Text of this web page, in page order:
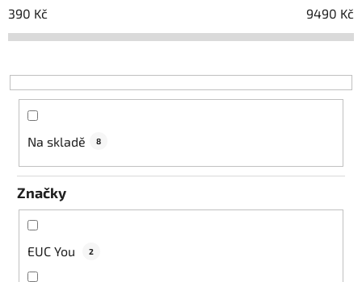
í
p
o
d
ů
390 Kč 9490 Kč
Na skladě 8
Značky
EUC You 2